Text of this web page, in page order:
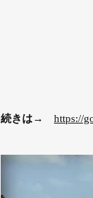
続きは→ https://